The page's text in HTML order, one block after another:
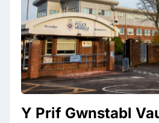
Y Prif Gwnstabl